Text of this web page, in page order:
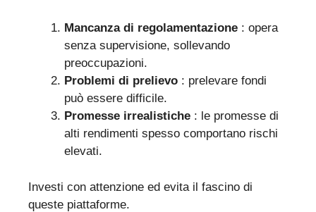
Mancanza di regolamentazione : opera
senza supervisione, sollevando
preoccupazioni.
Problemi di prelievo : prelevare fondi
può essere difficile.
Promesse irrealistiche : le promesse di
alti rendimenti spesso comportano rischi
elevati.
Investi con attenzione ed evita il fascino di
queste piattaforme.